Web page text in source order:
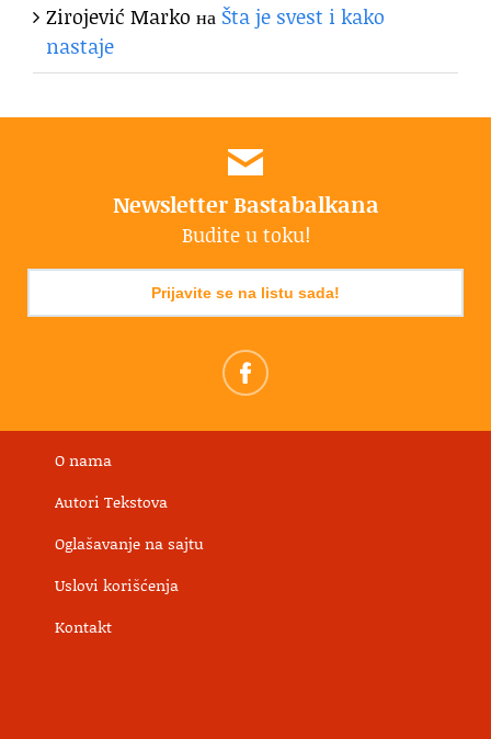
Zirojević Marko на Šta je svest i kako
nastaje
Newsletter Bastabalkana
Budite u toku!
Prijavite se na listu sada!
O nama
Autori Tekstova
Oglašavanje na sajtu
Uslovi korišćenja
Kontakt